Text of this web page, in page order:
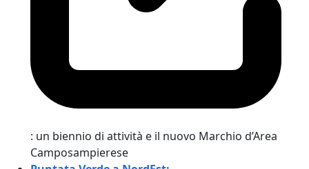
: un biennio di attività e il nuovo Marchio d’Area
Camposampierese